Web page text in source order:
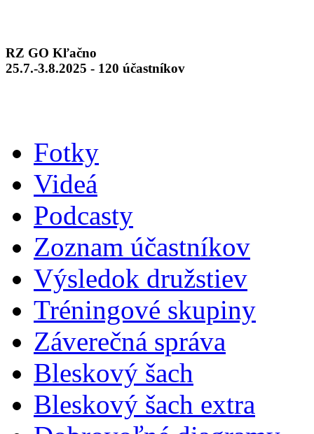
RZ GO Kľačno
25.7.-3.8.2025 - 120 účastníkov
Fotky
Videá
Podcasty
Zoznam účastníkov
Výsledok družstiev
Tréningové skupiny
Záverečná správa
Bleskový šach
Bleskový šach extra